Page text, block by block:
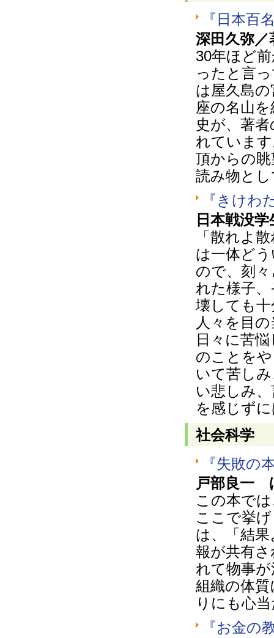
『日本百
深田久弥／
30年ほど
ったと言
は屋久島
座の名山
史が、著
れていま
頂からの
読み物と
『きけわ
日本戦没
「散れよ
は一体ど
ので、刻
れた様子
壊しても
人々を目
日々に苦
のことを
いて苦し
い悲しみ
を感じず
社会科学
『失敗の
戸部良一
この本で
ここで挙
は、「結
報が共有
れて物事
組織の体
りにも心
『お金の